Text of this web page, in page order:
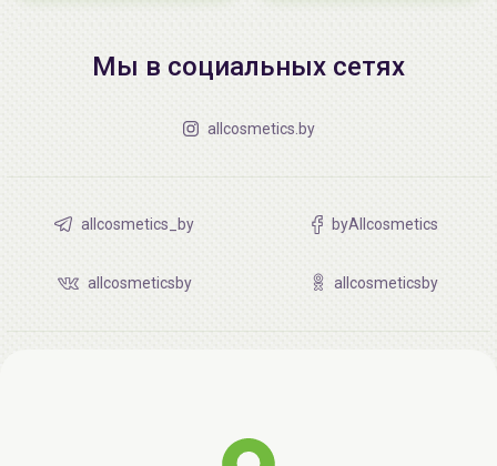
Мы в социальных сетях
allcosmetics.by
allcosmetics_by byAllcosmetics
allcosmeticsby allcosmeticsby